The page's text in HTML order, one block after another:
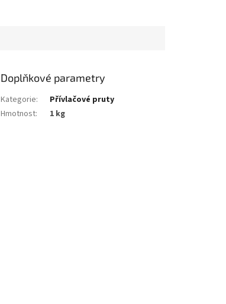
Doplňkové parametry
Kategorie:
Přívlačové pruty
Hmotnost: 1 kg